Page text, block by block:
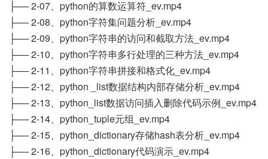
├── 2-07、python的算数运算符_ev.mp4
├── 2-08、python字符集问题分析_ev.mp4
├── 2-09、python字符串的访问和截取方法_ev.mp4
├── 2-10、python字符串多行处理的三种方法_ev.mp4
├── 2-11、python字符串拼接和格式化_ev.mp4
├── 2-12、python _list数据结构内部存储分析_ev.mp4
├── 2-13、python_list数据访问插入删除代码示例_ev.mp4
├── 2-14、python_tuple元组_ev.mp4
├── 2-15、python_dictionary存储hash表分析_ev.mp4
├── 2-16、python_dictionary代码演示_ev.mp4